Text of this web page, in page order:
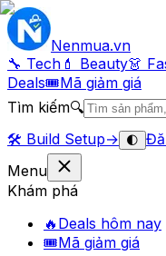
Nenmua.vn
🔧 Tech 💄 Beauty👗
Deals🎟Mã giảm giá
Tìm kiếm🔍
🛠️ Build Setup→ 🌓
Menu
Khám phá
🔥 Deals hôm nay
🎟Mã giảm giá